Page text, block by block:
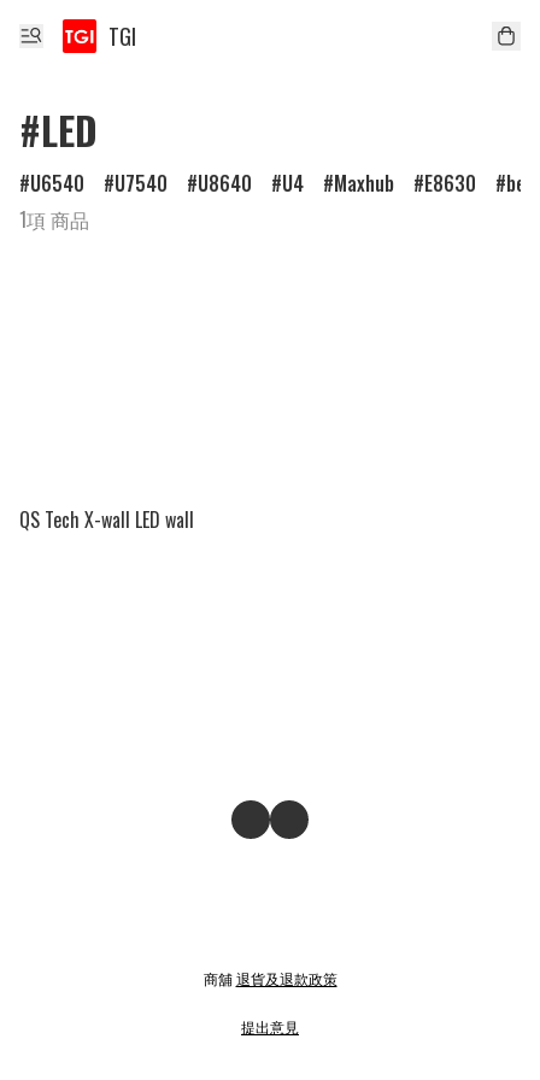
TGI
#LED
U6540 U7540 U8640 U4 Maxhub E8630
1項 商品
QS Tech X-wall LED wall
商舖退貨及退款政策
提出意見